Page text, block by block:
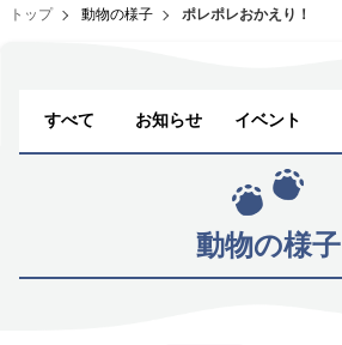
トップ 動物の様子 ポレポレおかえり！
すべて お知らせ イベント
動物の様子